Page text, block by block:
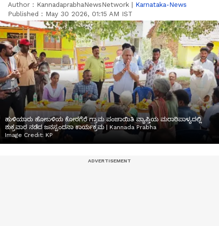
Author : KannadaprabhaNewsNetwork | Karnataka-News
Published : May 30 2026, 01:15 AM IST
ಹುಳಿಯಾರು ಹೋಬಳಿಯ ಕೋರಗೆರೆ ಗ್ರಾಮ ಪಂಚಾಯಿತಿ ವ್ಯಾಪ್ತಿಯ ಮರಾಠಿಪಾಳ್ಯದಲ್ಲಿ
ಶುಕ್ರವಾರ ನಡೆದ ಜನಸ್ಪಂದನಾ ಕಾರ್ಯಕ್ರಮ | Kannada Prabha
Image Credit: KP